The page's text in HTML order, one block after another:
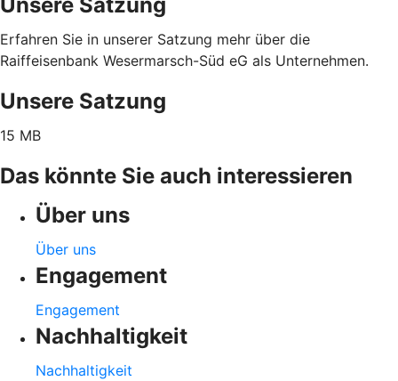
Erfahren Sie in unserer Satzung mehr über die
Raiffeisenbank Wesermarsch-Süd eG als Unternehmen.
Unsere Satzung
15 MB
Das könnte Sie auch interessieren
Über uns
Über uns
Engagement
Engagement
Nachhaltigkeit
Nachhaltigkeit